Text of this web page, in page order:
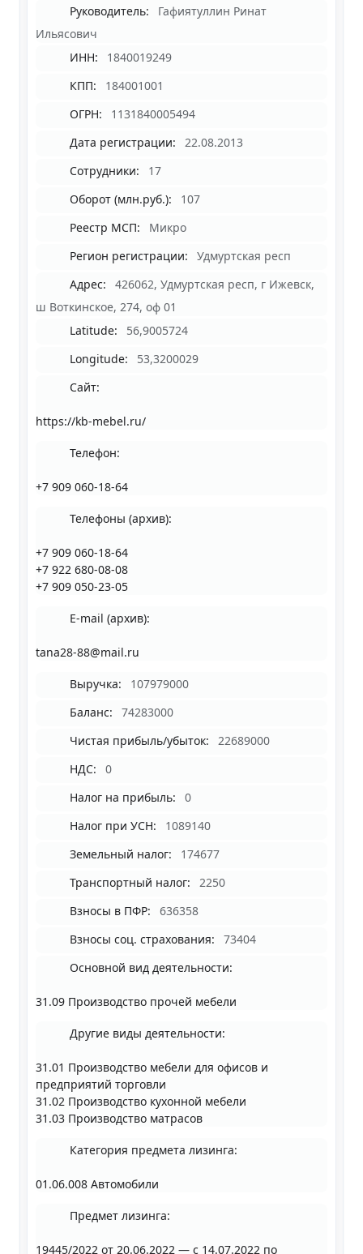
Руководитель:
Гафиятуллин Ринат
Ильясович
ИНН:
1840019249
КПП:
184001001
ОГРН:
1131840005494
Дата регистрации:
22.08.2013
Сотрудники:
17
Оборот (млн.руб.):
107
Реестр МСП:
Микро
Регион регистрации:
Удмуртская респ
Адрес:
426062, Удмуртская респ, г Ижевск,
ш Воткинское, 274, оф 01
Latitude:
56,9005724
Longitude:
53,3200029
Сайт:
https://kb-mebel.ru/
Телефон:
+7 909 060-18-64
Телефоны (архив):
+7 909 060-18-64
+7 922 680-08-08
+7 909 050-23-05
E-mail (архив):
tana28-88@mail.ru
Выручка:
107979000
Баланс:
74283000
Чистая прибыль/убыток:
22689000
НДС:
0
Налог на прибыль:
0
Налог при УСН:
1089140
Земельный налог:
174677
Транспортный налог:
2250
Взносы в ПФР:
636358
Взносы соц. страхования:
73404
Основной вид деятельности:
31.09 Производство прочей мебели
Другие виды деятельности:
31.01 Производство мебели для офисов и
предприятий торговли
31.02 Производство кухонной мебели
31.03 Производство матрасов
Категория предмета лизинга:
01.06.008 Автомобили
Предмет лизинга:
19445/2022 от 20.06.2022 — с 14.07.2022 по